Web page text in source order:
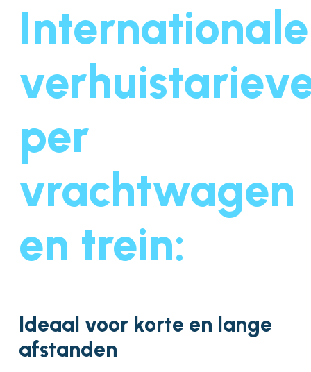
Internationale
per
vrachtwagen
en trein:
Ideaal voor korte en lange
afstanden